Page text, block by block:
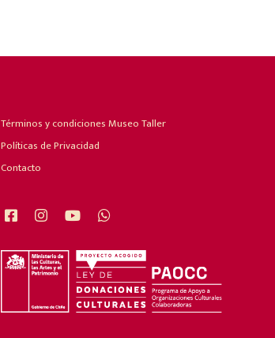
Términos y condiciones Museo Taller
Políticas de Privacidad
Contacto